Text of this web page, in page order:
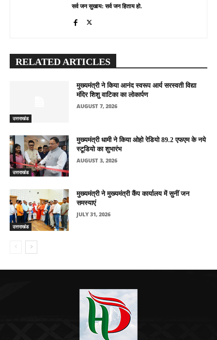
सर्व जन सुखाय: सर्व जन हिताय हो.
RELATED ARTICLES
उत्तराखंड
मुख्यमंत्री ने किया आनंद स्वरूप आर्य सरस्वती विद्या
मंदिर शिशु वाटिका का लोकार्पण
AUGUST 7, 2026
उत्तराखंड
मुख्यमंत्री धामी ने किया ओहो रेडियो 89.2 एफएम के नये
स्टूडियो का शुभारंभ
AUGUST 3, 2026
उत्तराखंड
मुख्यमंत्री ने मुख्यमंत्री कैंप कार्यालय में सुनीं जन
समस्याएं
JULY 31, 2026